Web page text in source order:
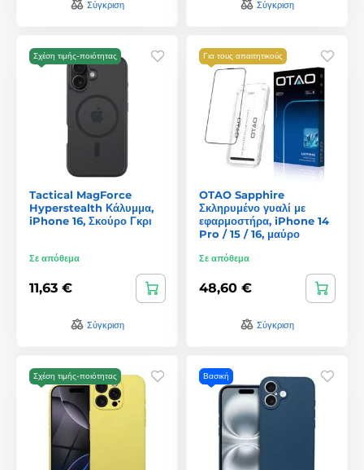
Σύγκριση Σύγκριση
Σχέση τιμής-ποιότητας
Tactical MagForce
Hyperstealth Κάλυμμα,
iPhone 16, Σκούρο Γκρι
Σε απόθεμα
11,63 €
Σύγκριση
Για τους απαιτητικούς
OTAO Sapphire
Σκληρυμένο γυαλί με
εφαρμοστήρα, iPhone 14
Pro / 15 / 16, μαύρο
Σε απόθεμα
48,60 €
Σύγκριση
Σχέση τιμής-ποιότητας Βασική